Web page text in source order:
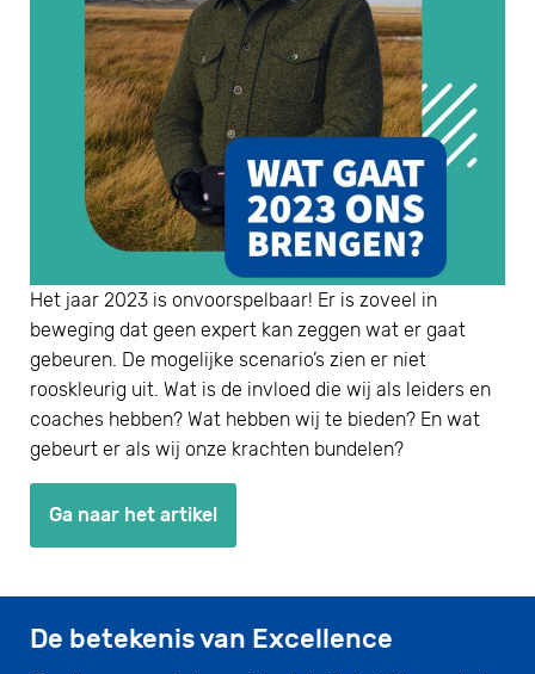
Het jaar 2023 is onvoorspelbaar! Er is zoveel in
beweging dat geen expert kan zeggen wat er gaat
gebeuren. De mogelijke scenario’s zien er niet
rooskleurig uit. Wat is de invloed die wij als leiders en
coaches hebben? Wat hebben wij te bieden? En wat
gebeurt er als wij onze krachten bundelen?
Ga naar het artikel
De betekenis van Excellence